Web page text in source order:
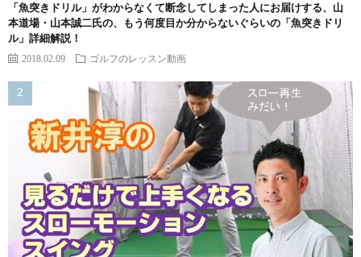
「魚突きドリル」がわからなくて断念してしまった人にお届けする、山
本道場・山本誠二氏の、もう何度目か分からないぐらいの「魚突きドリ
ル」詳細解説！
2018.02.09 ゴルフのレッスン動画